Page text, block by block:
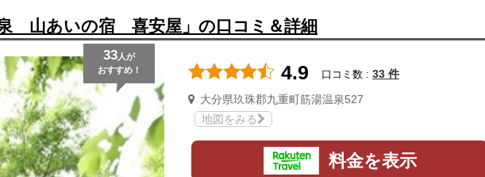
山あいの宿 喜安屋」の口コミ＆詳細
33 人が
おすすめ！
4.9 口コミ数 : 33 件
大分県玖珠郡九重町筋湯温泉527
地図をみる
料金を表示